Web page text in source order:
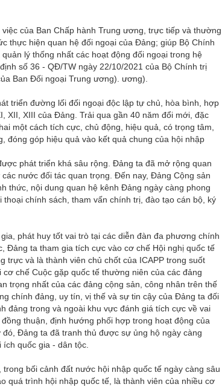
của Ban Chấp hành Trung ương, trực tiếp và thường
thực hiện quan hệ đối ngoại của Đảng; giúp Bộ Chính
lý thống nhất các hoạt động đối ngoại trong hệ
số 36 - QĐ/TW ngày 22/10/2021 của Bộ Chính trị
máy của Ban Đối ngoại Trung ương). ương).
triển đường lối đối ngoại độc lập tự chủ, hòa bình, hợp
XII, XIII của Đảng. Trải qua gần 40 năm đổi mới, đặc
một cách tích cực, chủ động, hiệu quả, có trọng tâm,
đóng góp hiệu quả vào kết quả chung của hội nhập
phát triển khá sâu rộng. Đảng ta đã mở rộng quan
nước đối tác quan trọng. Đến nay, Đảng Cộng sản
thức, nội dung quan hệ kênh Đảng ngày càng phong
chính sách, tham vấn chính trị, đào tạo cán bộ, ký
phát huy tốt vai trò tại các diễn đàn đa phương chính
Đảng ta tham gia tích cực vào cơ chế Hội nghị quốc tế
trực và là thành viên chủ chốt của ICAPP trong suốt
chế Cuộc gặp quốc tế thường niên của các đảng
trọng nhất của các đảng cộng sản, công nhân trên thế
chính đảng, uy tín, vị thế và sự tin cậy của Đảng ta đối
đảng trong và ngoài khu vực đánh giá tích cực về vai
thuận, định hướng phối hợp trong hoạt động của
Đảng ta đã tranh thủ được sự ủng hộ ngày càng
quốc gia - dân tộc.
bối cảnh đất nước hội nhập quốc tế ngày càng sâu
quá trình hội nhập quốc tế, là thành viên của nhiều cơ